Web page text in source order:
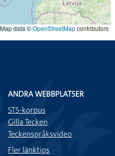
Map data ©OpenStreetMapcontributors
ANDRA WEBBPLATSER
STS-korpus
Gilla Tecken
Teckenspråksvideo
Fler länktips